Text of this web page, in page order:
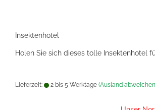
Insektenhotel
Holen Sie sich dieses tolle Insektenhotel
Lieferzeit: 2 bis 5 Werktage (Ausland